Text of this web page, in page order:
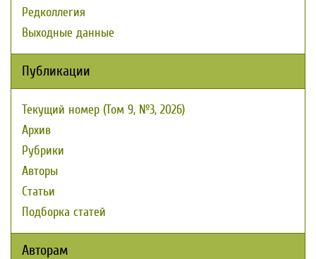
Редколлегия
Выходные данные
Публикации
Текущий номер (Том 9, №3, 2026)
Архив
Рубрики
Авторы
Статьи
Подборка статей
Авторам